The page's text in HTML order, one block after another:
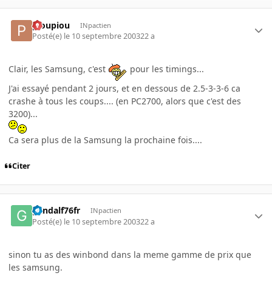
pioupiou INpactien
Posté(e) le 10 septembre 200322 a
Clair, les Samsung, c'est
pour les timings...
J'ai essayé pendant 2 jours, et en dessous de 2.5-3-3-6 ca
crashe à tous les coups.... (en PC2700, alors que c'est des
3200)...
Ca sera plus de la Samsung la prochaine fois....
Citer
gandalf76fr INpactien
Posté(e) le 10 septembre 200322 a
sinon tu as des winbond dans la meme gamme de prix que
les samsung.